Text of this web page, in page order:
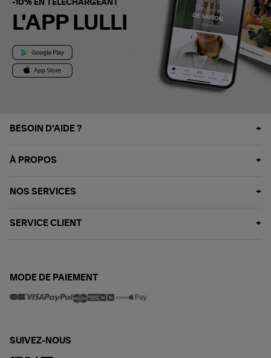
-10% EN TÉLÉCHARGEANT
L'APP LULLI
BESOIN D'AIDE ?
À PROPOS
NOS SERVICES
SERVICE CLIENT
MODE DE PAIEMENT
SUIVEZ-NOUS